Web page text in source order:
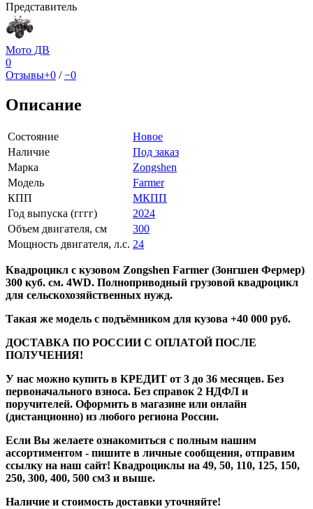
Представитель
Мото ДВ
0
Отзывы+0 /−0
Описание
Состояние
Новое
Наличие
Под заказ
Марка
Zongshen
Модель
Farmer
КПП
МКПП
Год выпуска (гггг)
2024
Объем двигателя, см
300
Мощность двигателя, л.с. 24
Квадроцикл с кузовом Zongshen Farmer (Зонгшен Фермер)
300 куб. см. 4WD. Полноприводный грузовой квадроцикл
для сельскохозяйственных нужд.
Такая же модель с подъёмником для кузова +40 000 руб.
ДОСТАВКА ПО РОССИИ С ОПЛАТОЙ ПОСЛЕ
ПОЛУЧЕНИЯ!
У нас можно купить в КРЕДИТ от 3 до 36 месяцев. Без
первоначального взноса. Без справок 2 НДФЛ и
поручителей. Оформить в магазине или онлайн
(дистанционно) из любого региона России.
Если Вы желаете ознакомиться с полным нашим
ассортиментом - пишите в личные сообщения, отправим
ссылку на наш сайт! Квадроциклы на 49, 50, 110, 125, 150,
250, 300, 400, 500 см3 и выше.
Наличие и стоимость доставки уточняйте!